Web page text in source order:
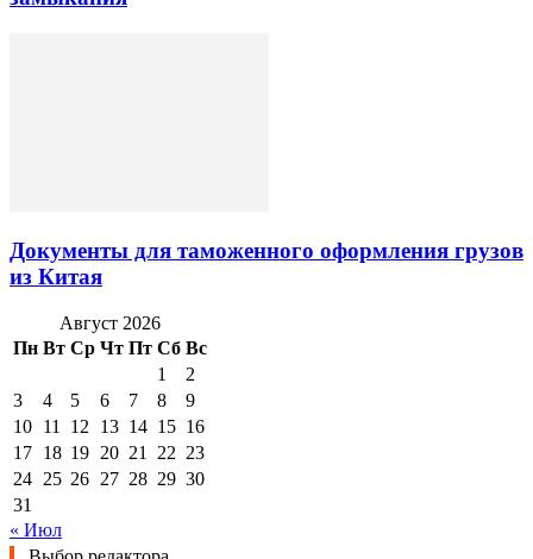
Документы для таможенного оформления грузов
из Китая
Август 2026
Пн Вт Ср Чт Пт Сб Вс
1
2
3
4 5 6 7 8
9
10 11 12 13 14 15 16
17 18 19 20 21 22 23
24 25 26 27 28 29 30
31
« Июл